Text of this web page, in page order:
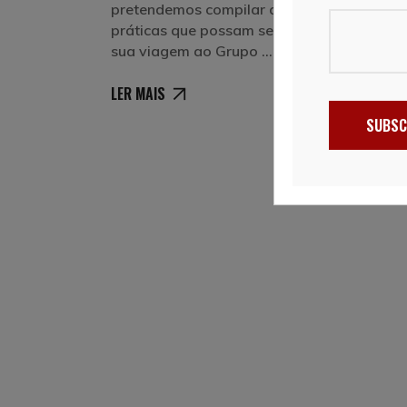
pretendemos compilar algumas
práticas que possam ser úteis na
sua viagem ao Grupo
LER MAIS